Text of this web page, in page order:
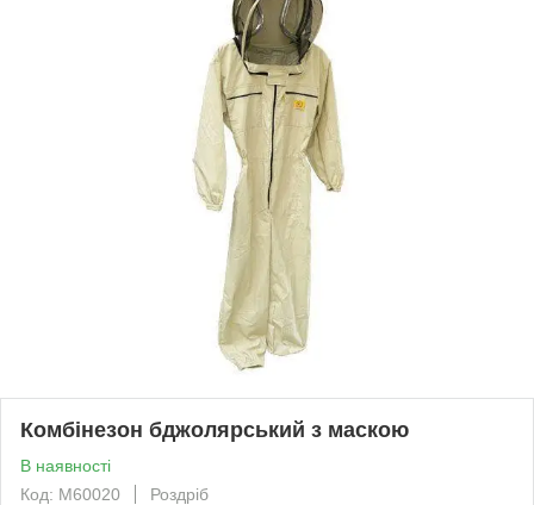
Комбінезон бджолярський з маскою
В наявності
Код: M60020
Роздріб